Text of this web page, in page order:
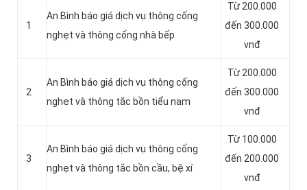
1
An Bình báo giá dịch vụ thông cống
nghẹt và thông cống nhà bếp
Từ 200.000
đến 300.000
vnđ
2
An Bình báo giá dịch vụ thông cống
nghẹt và thông tắc bồn tiểu nam
Từ 200.000
đến 300.000
vnđ
3
An Bình báo giá dịch vụ thông cống
nghẹt và thông tắc bồn cầu, bệ xí
Từ 100.000
đến 200.000
vnđ